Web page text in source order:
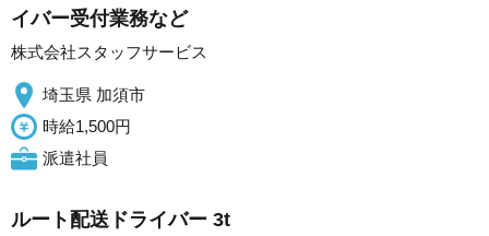
イバー受付業務など
株式会社スタッフサービス
埼玉県 加須市
時給1,500円
派遣社員
ルート配送ドライバー 3t